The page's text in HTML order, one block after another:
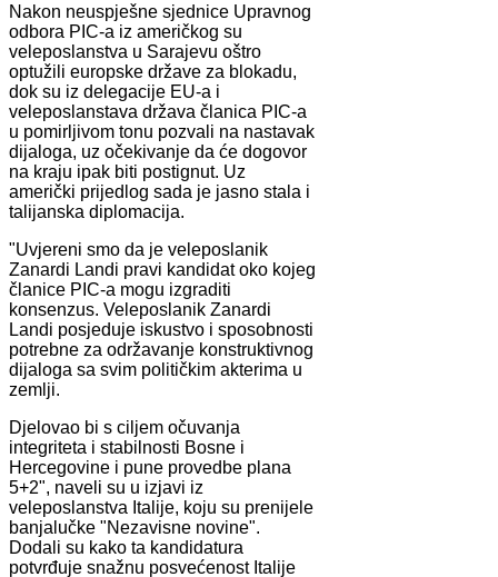
Nakon neuspješne sjednice Upravnog
odbora PIC-a iz američkog su
veleposlanstva u Sarajevu oštro
optužili europske države za blokadu,
dok su iz delegacije EU-a i
veleposlanstava država članica PIC-a
u pomirljivom tonu pozvali na nastavak
dijaloga, uz očekivanje da će dogovor
na kraju ipak biti postignut. Uz
američki prijedlog sada je jasno stala i
talijanska diplomacija.
"Uvjereni smo da je veleposlanik
Zanardi Landi pravi kandidat oko kojeg
članice PIC-a mogu izgraditi
konsenzus. Veleposlanik Zanardi
Landi posjeduje iskustvo i sposobnosti
potrebne za održavanje konstruktivnog
dijaloga sa svim političkim akterima u
zemlji.
Djelovao bi s ciljem očuvanja
integriteta i stabilnosti Bosne i
Hercegovine i pune provedbe plana
5+2", naveli su u izjavi iz
veleposlanstva Italije, koju su prenijele
banjalučke "Nezavisne novine".
Dodali su kako ta kandidatura
potvrđuje snažnu posvećenost Italije